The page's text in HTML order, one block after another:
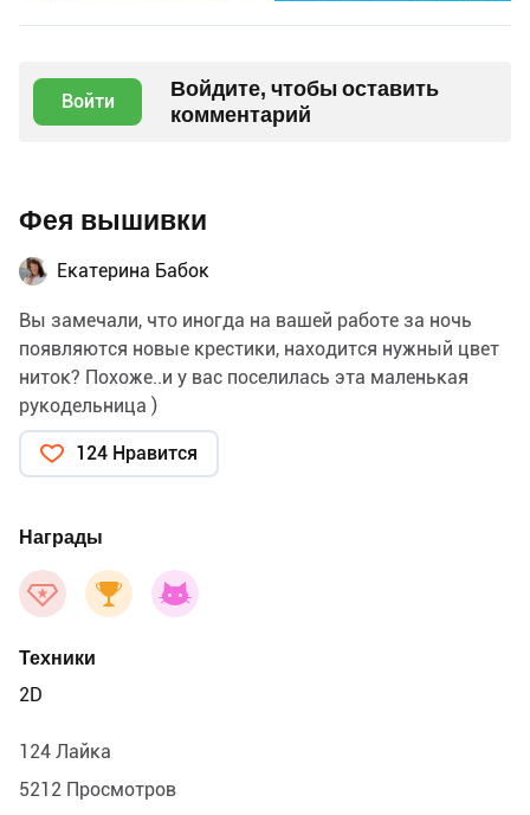
Войти
Войдите, чтобы оставить
комментарий
Фея вышивки
Екатерина Бабок
Вы замечали, что иногда на вашей работе за ночь
появляются новые крестики, находится нужный цвет
ниток? Похоже..и у вас поселилась эта маленькая
рукодельница )
124 Нравится
Награды
Техники
2D
124 Лайка
5212 Просмотров